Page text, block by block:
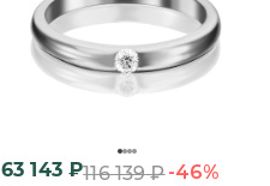
63 143₽116 139₽-46%